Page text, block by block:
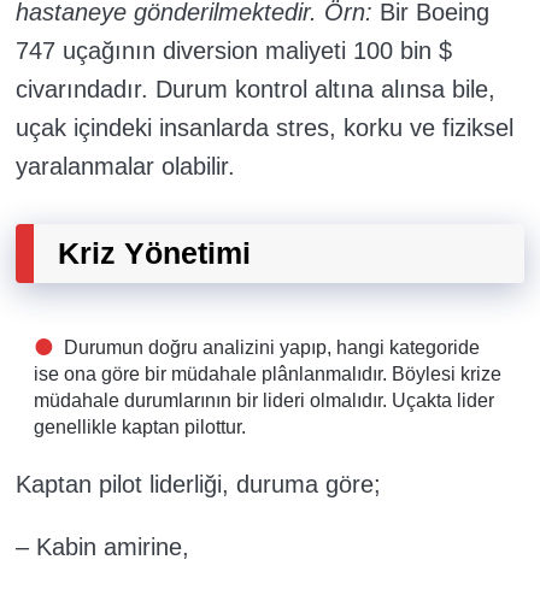
hastaneye gönderilmektedir. Örn: Bir Boeing
747 uçağının diversion maliyeti 100 bin $
civarındadır. Durum kontrol altına alınsa bile,
uçak içindeki insanlarda stres, korku ve fiziksel
yaralanmalar olabilir.
Kriz Yönetimi
Durumun doğru analizini yapıp, hangi kategoride
ise ona göre bir müdahale plânlanmalıdır. Böylesi krize
müdahale durumlarının bir lideri olmalıdır. Uçakta lider
genellikle kaptan pilottur.
Kaptan pilot liderliği, duruma göre;
– Kabin amirine,